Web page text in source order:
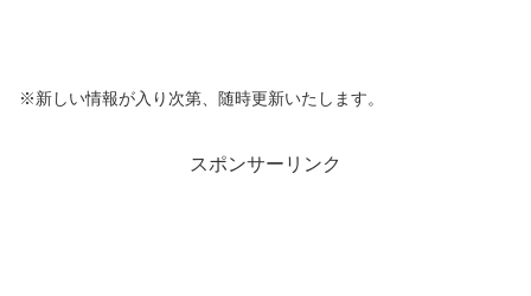
※新しい情報が入り次第、随時更新いたします。
スポンサーリンク